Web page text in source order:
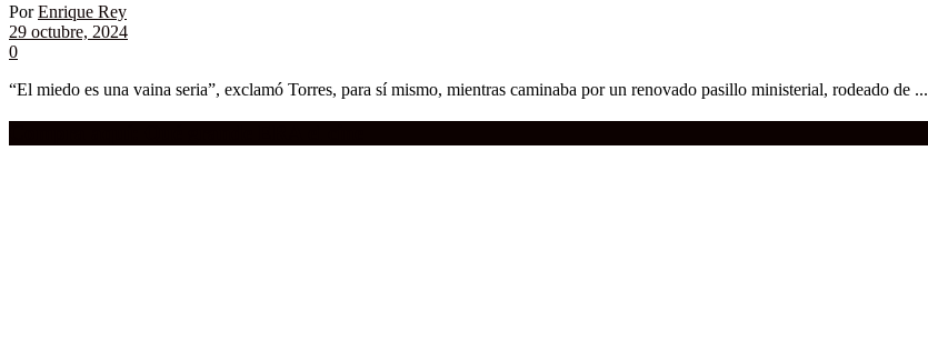
Por Enrique Rey
29 octubre, 2024
0
“El miedo es una vaina seria”, exclamó Torres, para sí mismo, mientras caminaba por un renovado pasillo ministerial, rodeado de ...